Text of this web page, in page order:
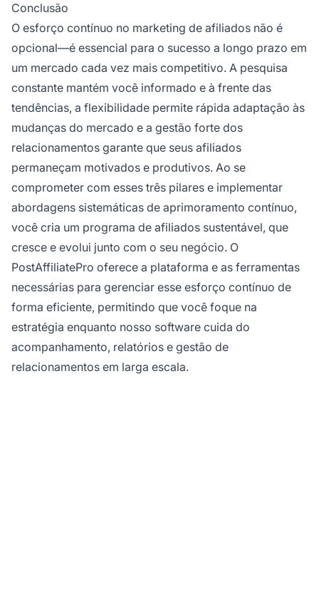
Conclusão
O esforço contínuo no marketing de afiliados não é
opcional—é essencial para o sucesso a longo prazo em
um mercado cada vez mais competitivo. A pesquisa
constante mantém você informado e à frente das
tendências, a flexibilidade permite rápida adaptação às
mudanças do mercado e a gestão forte dos
relacionamentos garante que seus afiliados
permaneçam motivados e produtivos. Ao se
comprometer com esses três pilares e implementar
abordagens sistemáticas de aprimoramento contínuo,
você cria um programa de afiliados sustentável, que
cresce e evolui junto com o seu negócio. O
PostAffiliatePro oferece a plataforma e as ferramentas
necessárias para gerenciar esse esforço contínuo de
forma eficiente, permitindo que você foque na
estratégia enquanto nosso software cuida do
acompanhamento, relatórios e gestão de
relacionamentos em larga escala.